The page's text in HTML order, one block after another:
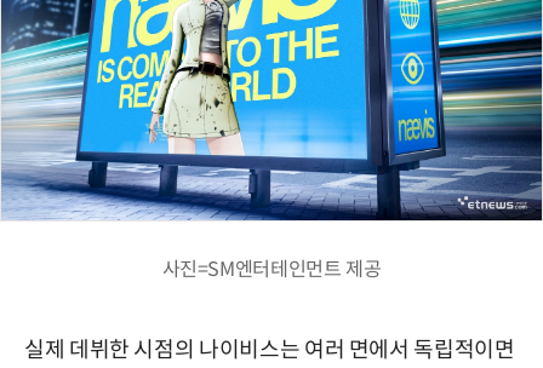
사진=SM엔터테인먼트 제공
실제 데뷔한 시점의 나이비스는 여러 면에서 독립적이면